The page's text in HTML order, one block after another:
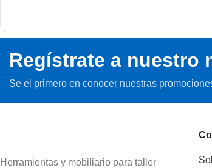
Regístrate a nuestro
Se el primero en conocer nuestras
Herramientas y mobiliario para taller